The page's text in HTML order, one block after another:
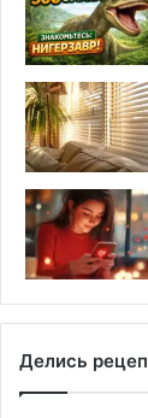
Делись